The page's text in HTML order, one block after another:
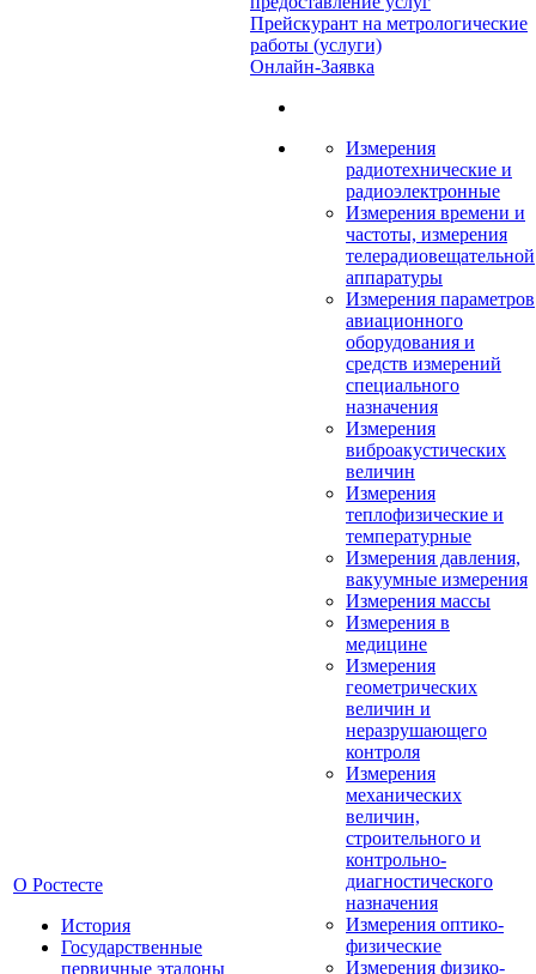
О Ростесте
История
Государственные
первичные эталоны
Прейскурант на метрологические
работы (услуги)
Онлайн-Заявка
Измерения
радиотехнические и
радиоэлектронные
Измерения времени и
частоты, измерения
телерадиовещательной
аппаратуры
Измерения параметров
авиационного
оборудования и
средств измерений
специального
назначения
Измерения
виброакустических
величин
Измерения
теплофизические и
температурные
Измерения давления,
вакуумные измерения
Измерения массы
Измерения в
медицине
Измерения
геометрических
величин и
неразрушающего
контроля
Измерения
механических
величин,
строительного и
контрольно-
диагностического
назначения
Измерения оптико-
физические
Измерения физико-